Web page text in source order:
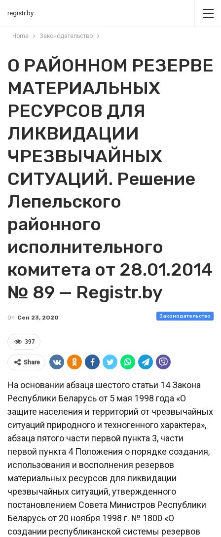
registr.by
Home Законодательство
О РАЙОННОМ РЕЗЕРВЕ
МАТЕРИАЛЬНЫХ
РЕСУРСОВ ДЛЯ
ЛИКВИДАЦИИ
ЧРЕЗВЫЧАЙНЫХ
СИТУАЦИЙ. Решение
Лепельского
районного
исполнительного
комитета от 28.01.2014
№ 89 — Registr.by
Законодательство
On Сен 23, 2020
397
Share
На основании абзаца шестого статьи 14 Закона
Республики Беларусь от 5 мая 1998 года «О
защите населения и территорий от чрезвычайных
ситуаций природного и техногенного характера»,
абзаца пятого части первой пункта 3, части
первой пункта 4 Положения о порядке создания,
использования и восполнения резервов
материальных ресурсов для ликвидации
чрезвычайных ситуаций, утвержденного
постановлением Совета Министров Республики
Беларусь от 20 ноября 1998 г. № 1800 «О
создании республиканской системы резервов